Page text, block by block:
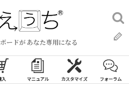
ードが あなた専用になる
検
索:
入 マニュアル カスタマイズ フォーラム